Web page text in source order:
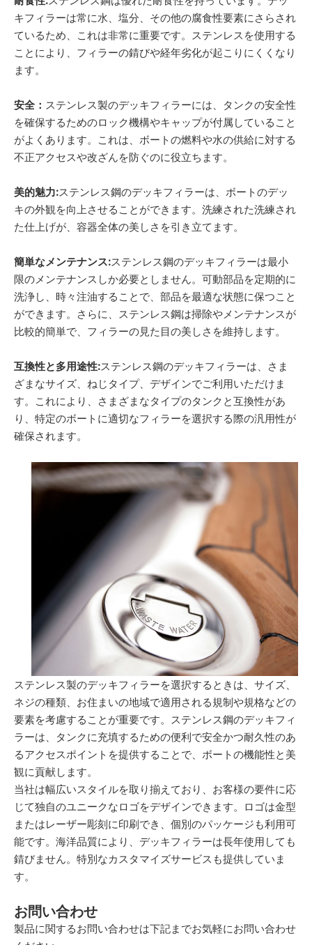
キフィラーは常に水、塩分、その他の腐食性要素にさらされ
ているため、これは非常に重要です。ステンレスを使用する
ことにより、フィラーの錆びや経年劣化が起こりにくくなり
ます。
安全： ステンレス製のデッキフィラーには、タンクの安全性
を確保するためのロック機構やキャップが付属していること
がよくあります。これは、ボートの燃料や水の供給に対する
不正アクセスや改ざんを防ぐのに役立ちます。
美的魅力:ステンレス鋼のデッキフィラーは、ボートのデッ
キの外観を向上させることができます。洗練された洗練され
た仕上げが、容器全体の美しさを引き立てます。
簡単なメンテナンス:ステンレス鋼のデッキフィラーは最小
限のメンテナンスしか必要としません。可動部品を定期的に
洗浄し、時々注油することで、部品を最適な状態に保つこと
ができます。さらに、ステンレス鋼は掃除やメンテナンスが
比較的簡単で、フィラーの見た目の美しさを維持します。
互換性と多用途性:ステンレス鋼のデッキフィラーは、さま
ざまなサイズ、ねじタイプ、デザインでご利用いただけま
す。これにより、さまざまなタイプのタンクと互換性があ
り、特定のボートに適切なフィラーを選択する際の汎用性が
確保されます。
ステンレス製のデッキフィラーを選択するときは、サイズ、
ネジの種類、お住まいの地域で適用される規制や規格などの
要素を考慮することが重要です。ステンレス鋼のデッキフィ
ラーは、タンクに充填するための便利で安全かつ耐久性のあ
るアクセスポイントを提供することで、ボートの機能性と美
観に貢献します。
当社は幅広いスタイルを取り揃えており、お客様の要件に応
じて独自のユニークなロゴをデザインできます。ロゴは金型
またはレーザー彫刻に印刷でき、個別のパッケージも利用可
能です。海洋品質により、デッキフィラーは長年使用しても
錆びません。特別なカスタマイズサービスも提供していま
す。
お問い合わせ
製品に関するお問い合わせは下記までお気軽にお問い合わせ